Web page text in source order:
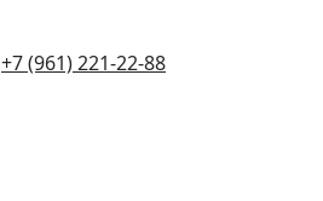
+7 (961) 221-22-88